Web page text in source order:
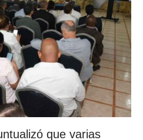
que varias